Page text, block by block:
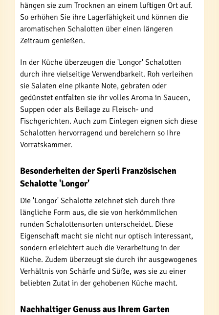
hängen sie zum Trocknen an einem luftigen Ort auf.
So erhöhen Sie ihre Lagerfähigkeit und können die
aromatischen Schalotten über einen längeren
Zeitraum genießen.
In der Küche überzeugen die 'Longor' Schalotten
durch ihre vielseitige Verwendbarkeit. Roh verleihen
sie Salaten eine pikante Note, gebraten oder
gedünstet entfalten sie ihr volles Aroma in Saucen,
Suppen oder als Beilage zu Fleisch- und
Fischgerichten. Auch zum Einlegen eignen sich diese
Schalotten hervorragend und bereichern so Ihre
Vorratskammer.
Besonderheiten der Sperli Französischen
Schalotte 'Longor'
Die 'Longor' Schalotte zeichnet sich durch ihre
längliche Form aus, die sie von herkömmlichen
runden Schalottensorten unterscheidet. Diese
Eigenschaft macht sie nicht nur optisch interessant,
sondern erleichtert auch die Verarbeitung in der
Küche. Zudem überzeugt sie durch ihr ausgewogenes
Verhältnis von Schärfe und Süße, was sie zu einer
beliebten Zutat in der gehobenen Küche macht.
Nachhaltiger Genuss aus Ihrem Garten